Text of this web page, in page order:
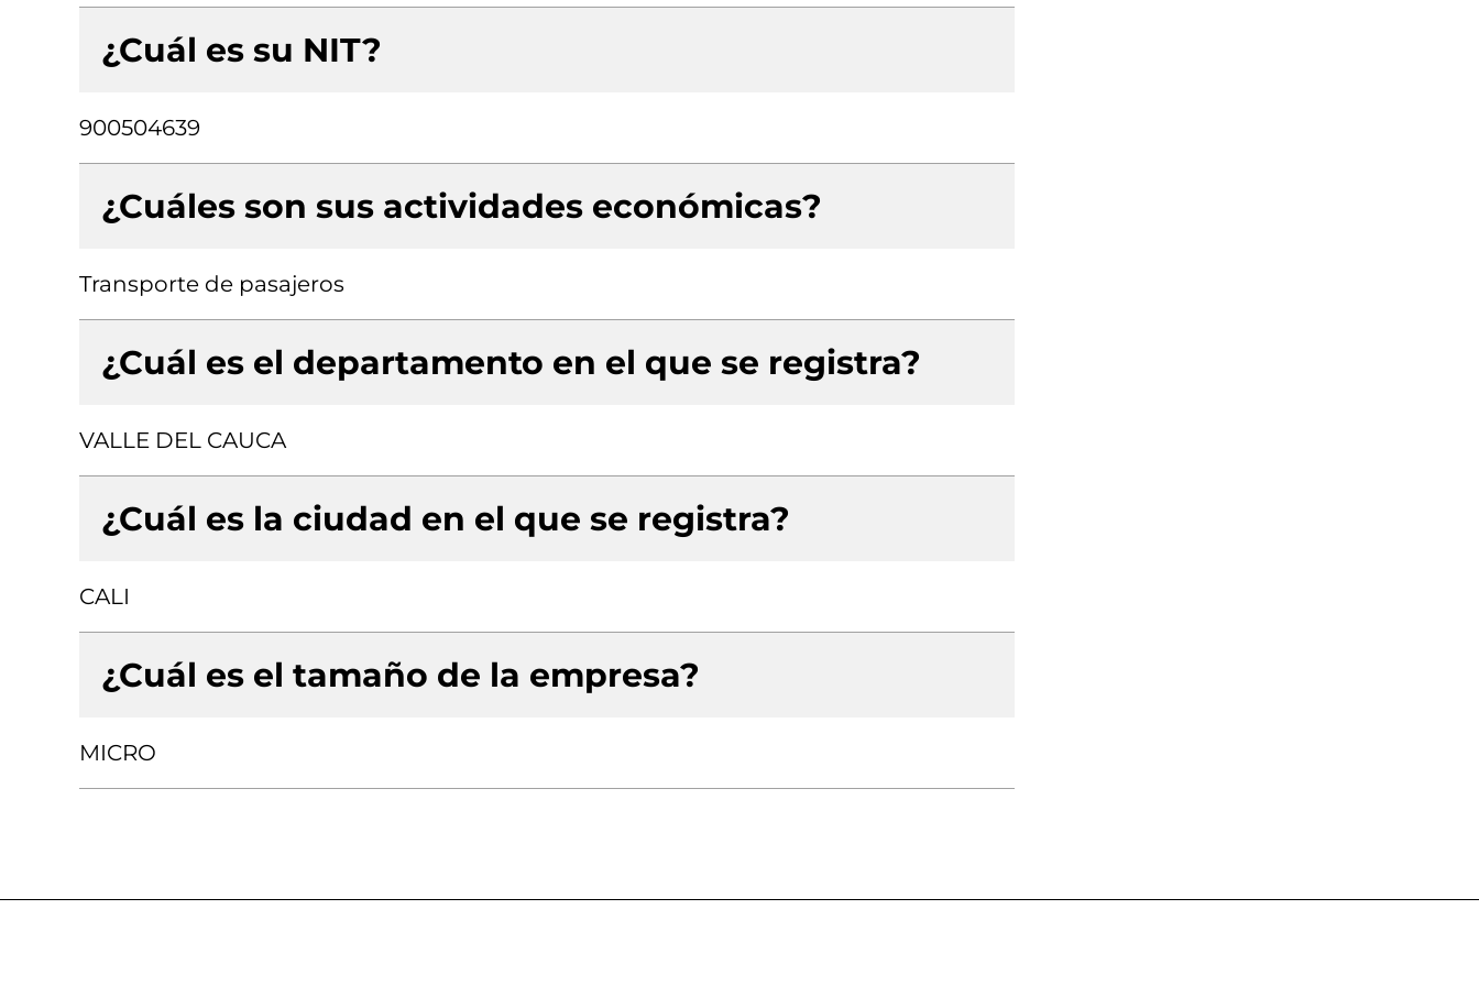
¿Cuál es su NIT?
900504639
¿Cuáles son sus actividades económicas?
Transporte de pasajeros
¿Cuál es el departamento en el que se registra?
VALLE DEL CAUCA
¿Cuál es la ciudad en el que se registra?
CALI
¿Cuál es el tamaño de la empresa?
MICRO